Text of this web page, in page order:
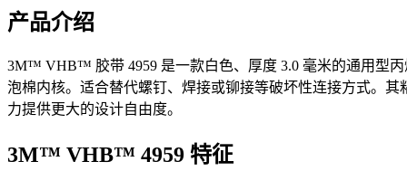
产品介绍
3M™ VHB™ 胶带 4959 是一款白色、厚度 3.0 毫米的通用型
泡棉内核。适合替代螺钉、焊接或铆接等破坏性连接方式。其
力提供更大的设计自由度。
3M™ VHB™ 4959 特征